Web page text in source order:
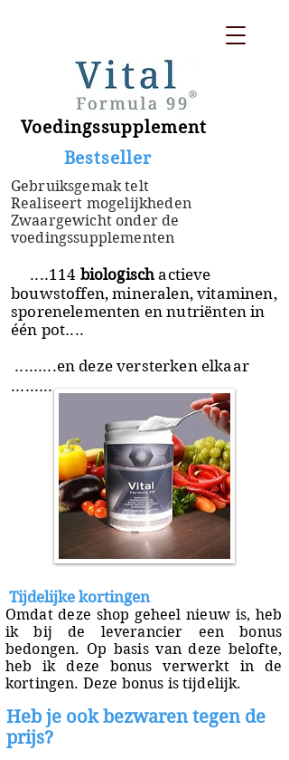
Voedingssupplement
​ Bestseller
Gebruiksgemak telt
Realiseert mogelijkheden
Zwaargewicht onder de
voedingssupplementen
....114 biologischactieve
bouwstoffen, mineralen, vitaminen,
sporenelementen en nutriënten in
één pot....
.........en deze versterken elkaar
.........
Tijdelijke kortingen
Omdat deze shop geheel nieuw is, heb
ik bij de leverancier een bonus
bedongen. Op basis van deze belofte,
heb ik deze bonus verwerkt in de
kortingen. Deze bonus is tijdelijk.
Heb je ook bezwaren tegen de
prijs?